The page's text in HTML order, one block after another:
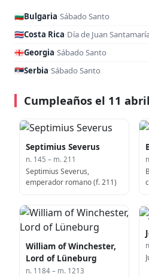
🇧🇬Bulgaria·Sábado Santo
🇨🇷Costa Rica·Día de Juan
🇬🇪Georgia·Sábado Santo
🇷🇸Serbia·Sábado Santo
Cumpleaños el 11 abril
Septimius Severus
n. 145 – m. 211
Septimius Severus,
emperador romano (f. 211)
William of Winchester,
Lord of Lüneburg
n. 1184 – m. 1213